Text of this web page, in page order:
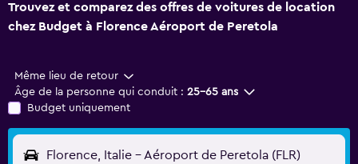
Trouvez et comparez des offres de voitures de location
chez Budget à Florence Aéroport de Peretola
Même lieu de retour
Âge de la personne qui conduit : 25-65 ans
Budget uniquement
Florence, Italie - Aéroport de Peretola (FLR)